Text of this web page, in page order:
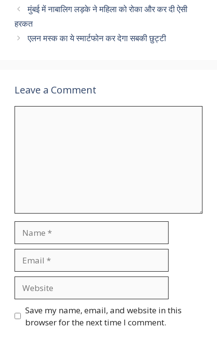
मुंबई में नाबालिग लड़के ने महिला को रोका और कर दी ऐसी
हरकत
एलन मस्क का ये स्मार्टफोन कर देगा सबकी छुट्टी
Leave a Comment
Save my name, email, and website in this
browser for the next time I comment.